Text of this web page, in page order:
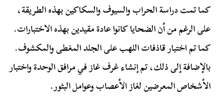
كما تمت دراسة الحراب والسيوف والسكاكين بهذه الطريقة،
على الرغم من أن الضحايا كانوا عادة مقيدين بهذه الاختبارات.
كما تم اختبار قاذفات اللهب على الجلد المغطى والمكشوف.
بالإضافة إلى ذلك، تم إنشاء غرف غاز في مرافق الوحدة واختبار
الأشخاص المعرضين لغاز الأعصاب وعوامل البثور.